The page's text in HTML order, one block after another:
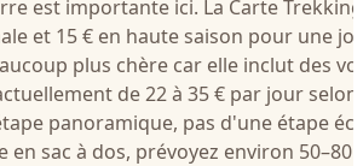
est importante ici. La Carte
et 15 € en haute saison pour une
plus chère car elle inclut des
de 22 à 35 € par jour
panoramique, pas d'une étape
en sac à dos, prévoyez environ